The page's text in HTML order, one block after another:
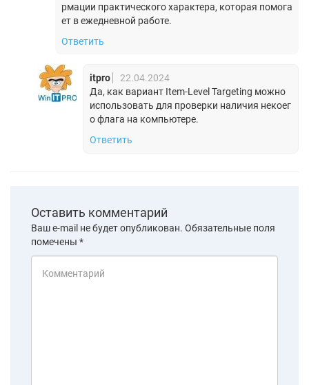
рмации практического характера, которая помога
ет в ежедневной работе.
Ответить
itpro
22.04.2024
Да, как вариант Item-Level Targeting можно
использовать для проверки наличия некоег
о флага на компьютере.
Ответить
Оставить комментарий
Ваш e-mail не будет опубликован. Обязательные поля
помечены *